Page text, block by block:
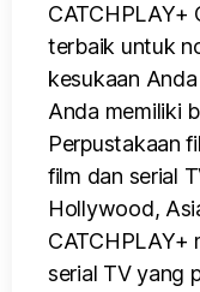
CATCHPLAY+
terbaik untuk
kesukaan
Anda memiliki
Perpustakaan
film dan serial
Hollywood,
CATCHPLAY+
serial TV yang